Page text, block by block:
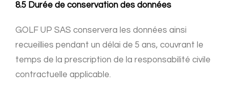
8.5 Durée de conservation des données
GOLF UP SAS conservera les données ainsi
recueillies pendant un délai de 5 ans, couvrant le
temps de la prescription de la responsabilité civile
contractuelle applicable.